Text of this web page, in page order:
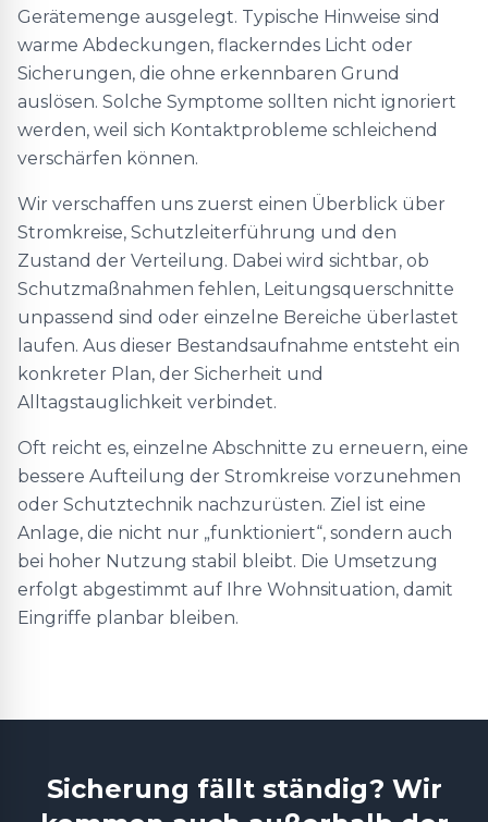
Gerätemenge ausgelegt. Typische Hinweise sind
warme Abdeckungen, flackerndes Licht oder
Sicherungen, die ohne erkennbaren Grund
auslösen. Solche Symptome sollten nicht ignoriert
werden, weil sich Kontaktprobleme schleichend
verschärfen können.
Wir verschaffen uns zuerst einen Überblick über
Stromkreise, Schutzleiterführung und den
Zustand der Verteilung. Dabei wird sichtbar, ob
Schutzmaßnahmen fehlen, Leitungsquerschnitte
unpassend sind oder einzelne Bereiche überlastet
laufen. Aus dieser Bestandsaufnahme entsteht ein
konkreter Plan, der Sicherheit und
Alltagstauglichkeit verbindet.
Oft reicht es, einzelne Abschnitte zu erneuern, eine
bessere Aufteilung der Stromkreise vorzunehmen
oder Schutztechnik nachzurüsten. Ziel ist eine
Anlage, die nicht nur „funktioniert“, sondern auch
bei hoher Nutzung stabil bleibt. Die Umsetzung
erfolgt abgestimmt auf Ihre Wohnsituation, damit
Eingriffe planbar bleiben.
Sicherung fällt ständig? Wir